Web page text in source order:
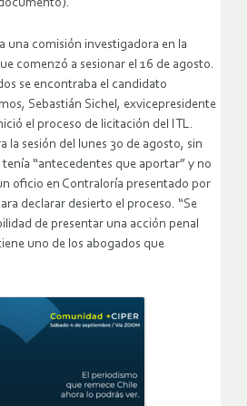
una comisión investigadora en la
comenzó a sesionar el 16 de agosto.
se encontraba el candidato
Sebastián Sichel, exvicepresidente
el proceso de licitación del ITL.
la sesión del lunes 30 de agosto, sin
“antecedentes que aportar” y no
oficio en Contraloría presentado por
declarar desierto el proceso. “Se
de presentar una acción penal
uno de los abogados que